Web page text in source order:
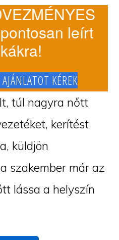
leírt
KÉREK
túl nagyra nőtt
kerítést
küldjön
szakember már az
lássa a helyszín